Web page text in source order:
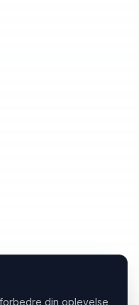
din oplevelse